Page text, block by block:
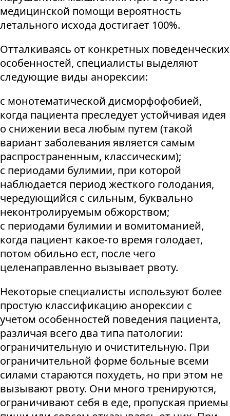
медицинской помощи вероятность
летального исхода достигает 100%.
Отталкиваясь от конкретных поведенческих
особенностей, специалисты выделяют
следующие виды анорексии:
с монотематической дисморфофобией,
когда пациента преследует устойчивая идея
о снижении веса любым путем (такой
вариант заболевания является самым
распространенным, классическим);
с периодами булимии, при которой
наблюдается период жесткого голодания,
чередующийся с сильным, буквально
неконтролируемым обжорством;
с периодами булимии и вомитоманией,
когда пациент какое-то время голодает,
потом обильно ест, после чего
целенаправленно вызывает рвоту.
Некоторые специалисты используют более
простую классификацию анорексии с
учетом особенностей поведения пациента,
различая всего два типа патологии:
ограничительную и очистительную. При
ограничительной форме больные всеми
силами стараются похудеть, но при этом не
вызывают рвоту. Они много тренируются,
ограничивают себя в еде, пропуская приемы